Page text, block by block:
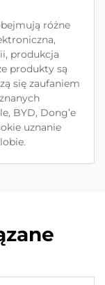
różne
produkcja
produkty są
się zaufaniem
BYD, Dong’e
uznanie